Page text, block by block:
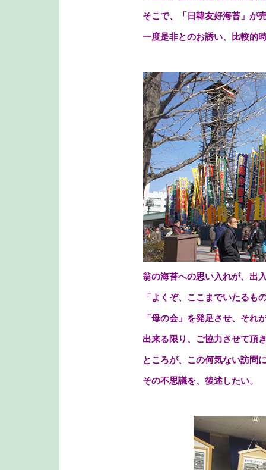
そこで、「日韓友好海苔」が
一度是非とのお誘い、比較的
翁の海苔への思い入れが、出
「よくぞ、ここまでいたるも
「母の会」を発足させ、それ
出来る限り、ご協力させて頂
ところが、この何気ない訪問
その不思議を、後述したい。